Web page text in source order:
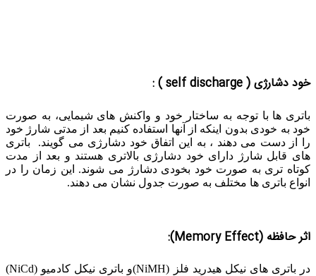
خود دشارژی (self discharge
) :
باتری ها با توجه به ساختار خود و واکنش های شیمایی، به صورت
خود به خودی بدون اینکه از آنها استفاده کنیم بعد از مدتی شارژ خود
را از دست می دهند ، به این اتفاق خود دشارژی می گویند. باتری
های قابل شارژ دارای خود دشارژی بالاتری هستند و بعد از مدت
کوتاه تری به صورت خود بخودی دشارژ می شوند. این زمان را در
انواع باتری ها مختلف به صورت جدول نشان می دهند.
اثر حافظه (Memory Effect)
:
در باتری های نیکل هیدرید فلز (NiMH)و باتری نیکل کادمیو (NiCd)